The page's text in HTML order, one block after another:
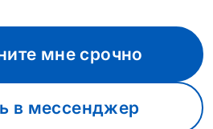
мне срочно
в мессенджер